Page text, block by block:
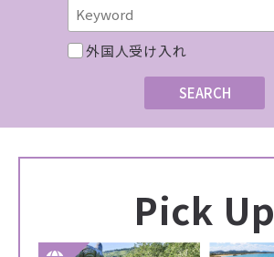
外国人受け入れ
Pick Up